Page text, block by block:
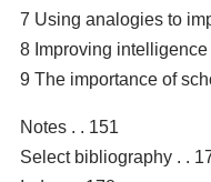
7 Using analogies to
8 Improving
9 The importance of
Notes . . 151
Select bibliography . .